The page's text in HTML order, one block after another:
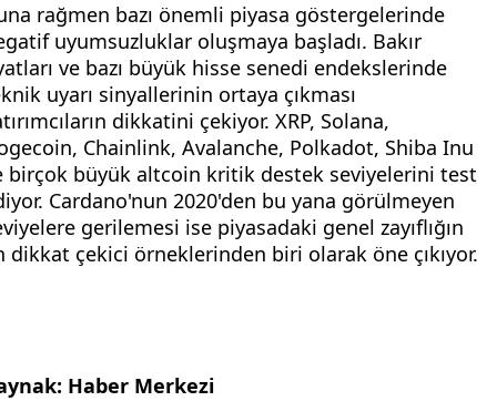
rağmen bazı önemli piyasa göstergelerinde
uyumsuzluklar oluşmaya başladı. Bakır
ve bazı büyük hisse senedi endekslerinde
uyarı sinyallerinin ortaya çıkması
dikkatini çekiyor. XRP, Solana,
Chainlink, Avalanche, Polkadot, Shiba Inu
birçok büyük altcoin kritik destek seviyelerini test
Cardano'nun 2020'den bu yana görülmeyen
gerilemesi ise piyasadaki genel zayıflığın
dikkat çekici örneklerinden biri olarak öne çıkıyor.
Haber Merkezi